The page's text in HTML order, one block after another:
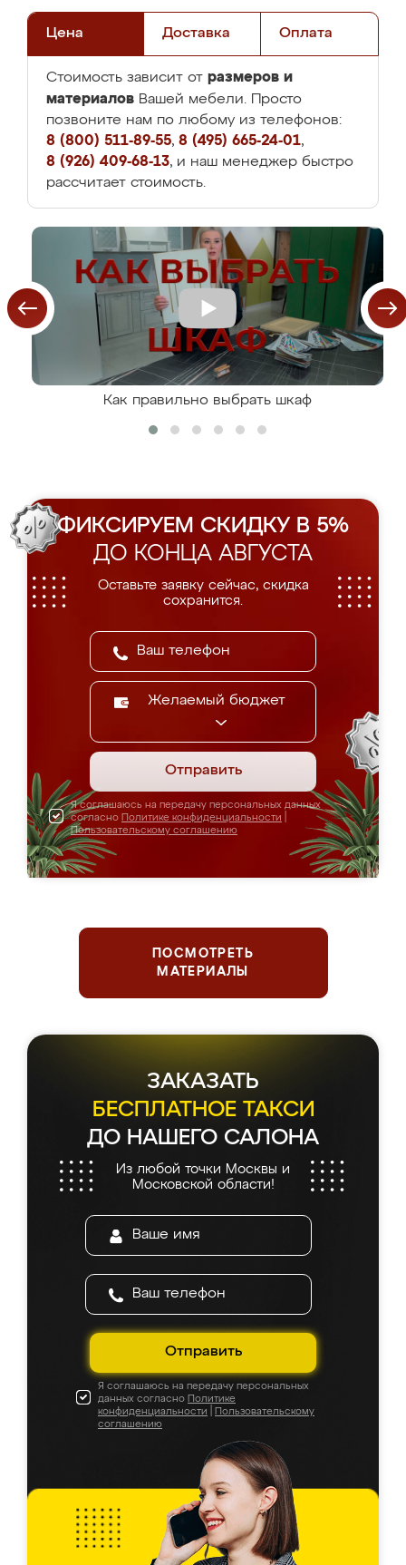
Цена Доставка Оплата
Стоимость зависит от размеров и
материалов Вашей мебели. Просто
позвоните нам по любому из телефонов:
8 (800) 511-89-55, 8 (495) 665-24-01,
8 (926) 409-68-13, и наш менеджер быстро
рассчитает стоимость.
Как правильно выбрать шкаф
ФИКСИРУЕМ СКИДКУ В 5%
ДО КОНЦА АВГУСТА
Оставьте заявку сейчас, скидка
сохранится.
Желаемый бюджет
Отправить
Я соглашаюсь на передачу персональных данных
согласно Политике конфиденциальности
Пользовательскому соглашению
ПОСМОТРЕТЬ
МАТЕРИАЛЫ
Держим планку
серьезнее, чем чемпионы
по фигурному катанию
5.0из 5
На основе945оценок
Оставить отзыв
6 августа 2026
Заказывала кухню в Ренессанс, осталась
очень довольна. Менеджер всё быстро